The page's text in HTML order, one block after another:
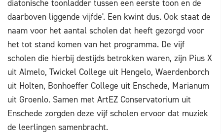
diatonische toonladder tussen een eerste toon en de
daarboven liggende vijfde'. Een kwint dus. Ook staat de
naam voor het aantal scholen dat heeft gezorgd voor
het tot stand komen van het programma. De vijf
scholen die hierbij destijds betrokken waren, zijn Pius X
uit Almelo, Twickel College uit Hengelo, Waerdenborch
uit Holten, Bonhoeffer College uit Enschede, Marianum
uit Groenlo. Samen met ArtEZ Conservatorium uit
Enschede zorgden deze vijf scholen ervoor dat muziek
de leerlingen samenbracht.